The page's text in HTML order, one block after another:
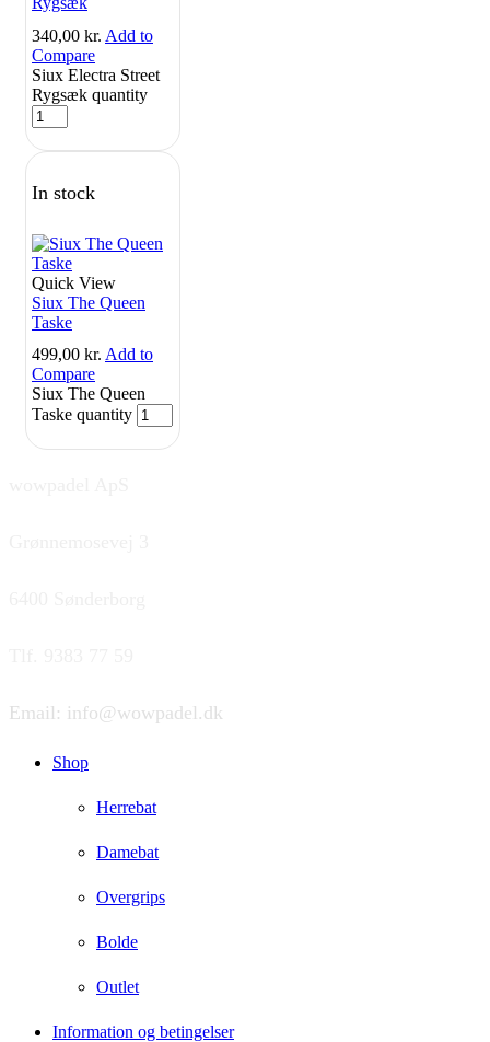
340,00 kr. Add to
Compare
Siux Electra Street
Rygsæk quantity
In stock
Quick View
Siux The Queen
Taske
499,00 kr. Add to
Compare
Siux The Queen
Taske quantity
Email: info@wowpadel.dk
Shop
Herrebat
Damebat
Overgrips
Bolde
Outlet
Information og betingelser